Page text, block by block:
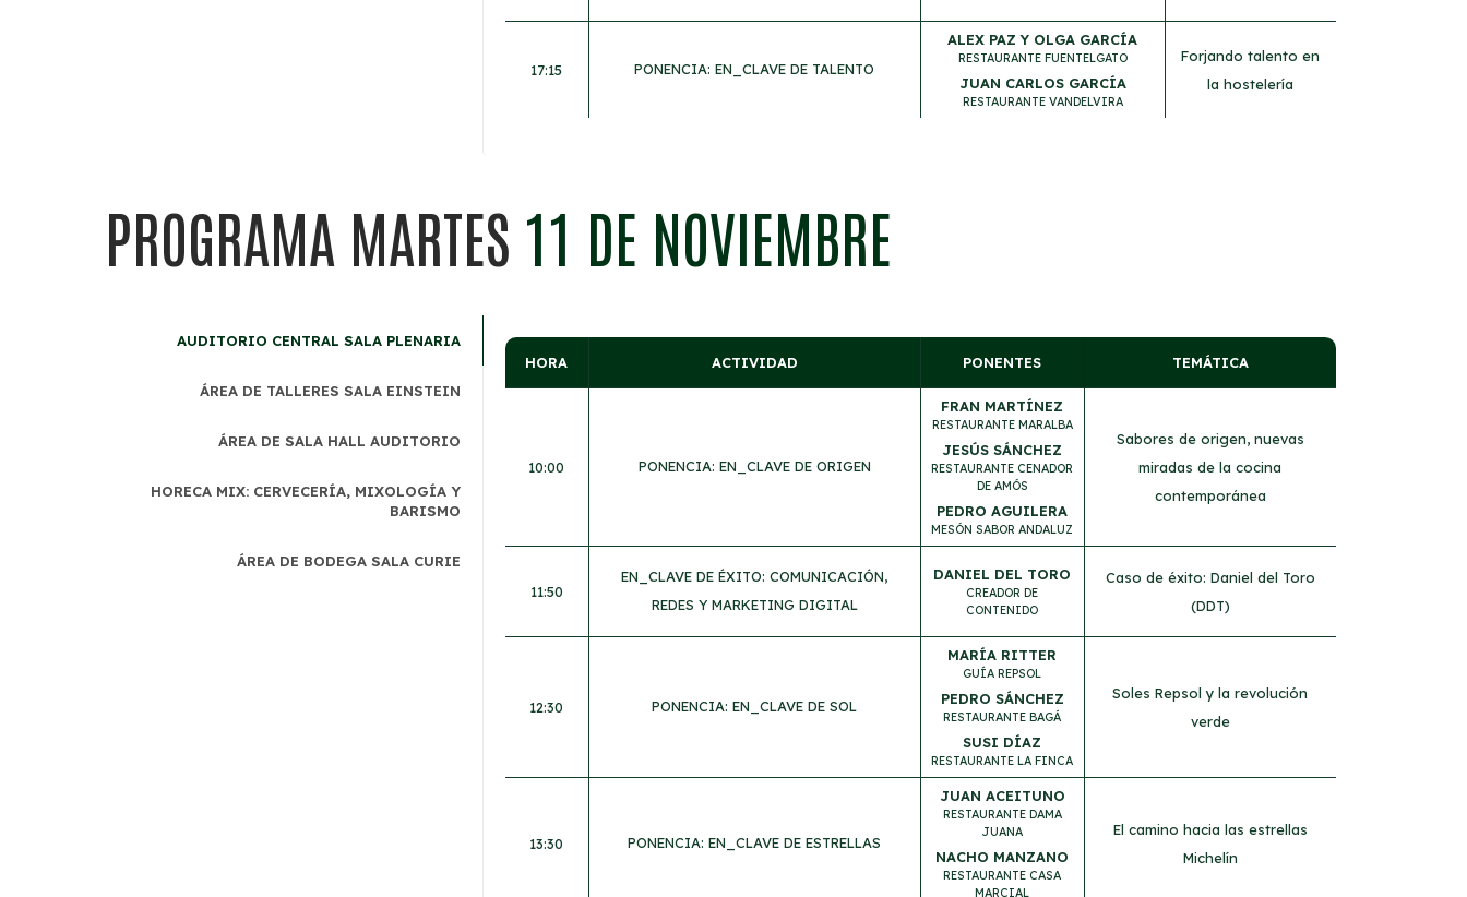
17:15 PONENCIA: EN_CLAVE DE TALENTO
ALEX PAZ Y OLGA GARCÍA
RESTAURANTE FUENTELGATO
JUAN CARLOS GARCÍA
RESTAURANTE VANDELVIRA
Forjando talento en
la hostelería
PROGRAMA MARTES 11 DE NOVIEMBRE
AUDITORIO CENTRAL SALA PLENARIA
ÁREA DE TALLERES SALA EINSTEIN
ÁREA DE SALA HALL AUDITORIO
HORECA MIX: CERVECERÍA, MIXOLOGÍA Y
BARISMO
ÁREA DE BODEGA SALA CURIE
HORA ACTIVIDAD PONENTES TEMÁTICA
10:00 PONENCIA: EN_CLAVE DE ORIGEN
FRAN MARTÍNEZ
RESTAURANTE MARALBA
JESÚS SÁNCHEZ
RESTAURANTE CENADOR
DE AMÓS
PEDRO AGUILERA
MESÓN SABOR ANDALUZ
Sabores de origen, nuevas
miradas de la cocina
contemporánea
11:50
EN_CLAVE DE ÉXITO: COMUNICACIÓN,
REDES Y MARKETING DIGITAL
DANIEL DEL TORO
CREADOR DE
CONTENIDO
Caso de éxito: Daniel del Toro
(DDT)
12:30 PONENCIA: EN_CLAVE DE SOL
MARÍA RITTER
GUÍA REPSOL
PEDRO SÁNCHEZ
RESTAURANTE BAGÁ
SUSI DÍAZ
RESTAURANTE LA FINCA
Soles Repsol y la revolución
verde
13:30 PONENCIA: EN_CLAVE DE ESTRELLAS
JUAN ACEITUNO
RESTAURANTE DAMA
JUANA
NACHO MANZANO
RESTAURANTE CASA
MARCIAL
El camino hacia las estrellas
Michelín